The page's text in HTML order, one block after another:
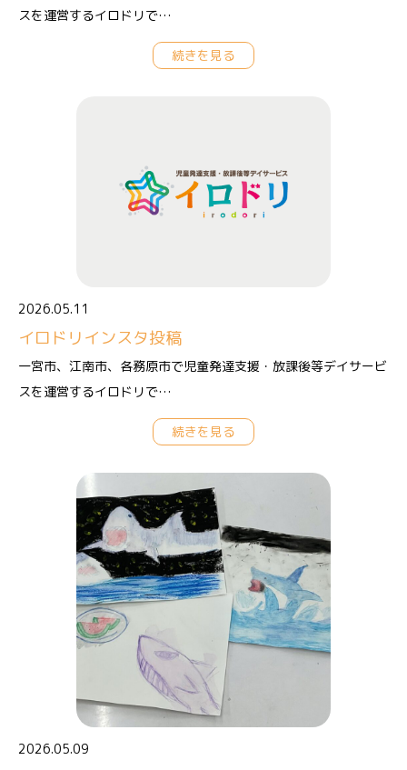
スを運営するイロドリで…
続きを見る
2026.05.11
イロドリインスタ投稿
一宮市、江南市、各務原市で児童発達支援・放課後等デイサービ
スを運営するイロドリで…
続きを見る
2026.05.09